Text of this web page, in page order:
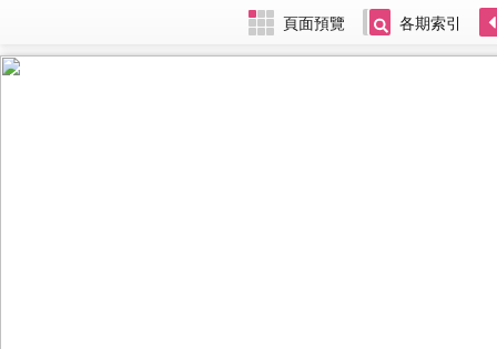
頁面預覽 各期索引